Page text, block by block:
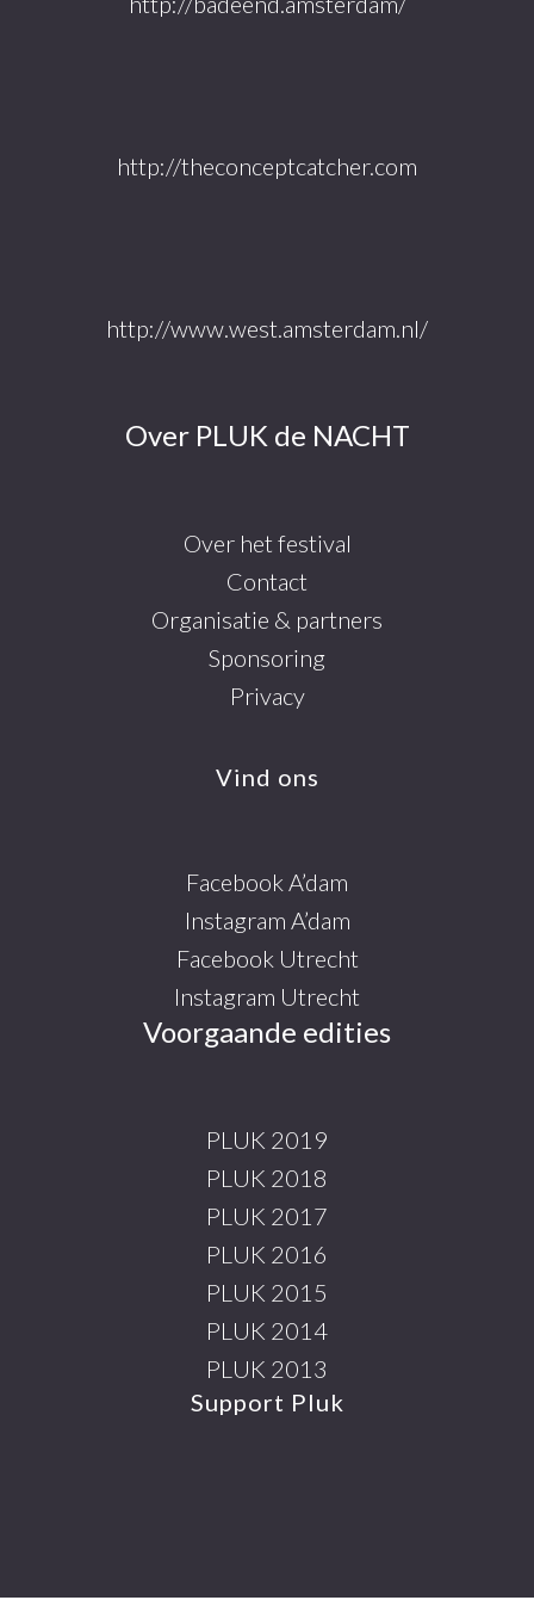
http://theconceptcatcher.com
http://www.west.amsterdam.nl/
Over PLUK de NACHT
Over het festival
Contact
Organisatie & partners
Sponsoring
Privacy
Vind ons
Facebook A’dam
Instagram A’dam
Facebook Utrecht
Instagram Utrecht
Voorgaande edities
PLUK 2019
PLUK 2018
PLUK 2017
PLUK 2016
PLUK 2015
PLUK 2014
PLUK 2013
Support Pluk